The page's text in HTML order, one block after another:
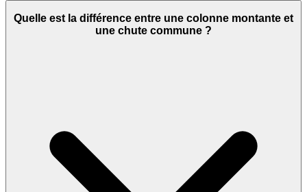
Quelle est la différence entre une colonne montante et
une chute commune ?